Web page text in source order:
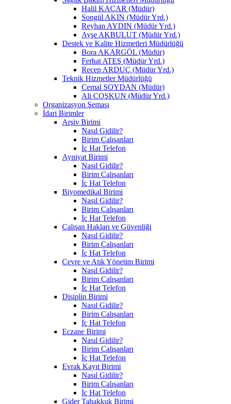
Halil KAÇAR (Müdür)
Songül AKIN (Müdür Yrd.)
Reyhan AYDIN (Müdür Yrd.)
Ayşe AKBULUT (Müdür Yrd.)
Destek ve Kalite Hizmetleri Müdürlüğü
Bora AKARGÖL (Müdür)
Ferhat ATEŞ (Müdür Yrd.)
Recep ARDUÇ (Müdür Yrd.)
Teknik Hizmetler Müdürlüğü
Cemal SOYDAN (Müdür)
Ali COŞKUN (Müdür Yrd.)
Organizasyon Şeması
İdari Birimler
Arşiv Birimi
Nasıl Gidilir?
Birim Çalışanları
İç Hat Telefon
Ayniyat Birimi
Nasıl Gidilir?
Birim Çalışanları
İç Hat Telefon
Biyomedikal Birimi
Nasıl Gidilir?
Birim Çalışanları
İç Hat Telefon
Çalışan Hakları ve Güvenliği
Nasıl Gidilir?
Birim Çalışanları
İç Hat Telefon
Çevre ve Atık Yönetim Birimi
Nasıl Gidilir?
Birim Çalışanları
İç Hat Telefon
Disiplin Birimi
Nasıl Gidilir?
Birim Çalışanları
İç Hat Telefon
Eczane Birimi
Nasıl Gidilir?
Birim Çalışanları
İç Hat Telefon
Evrak Kayıt Birimi
Nasıl Gidilir?
Birim Çalışanları
İç Hat Telefon
Gider Tahakkuk Birimi